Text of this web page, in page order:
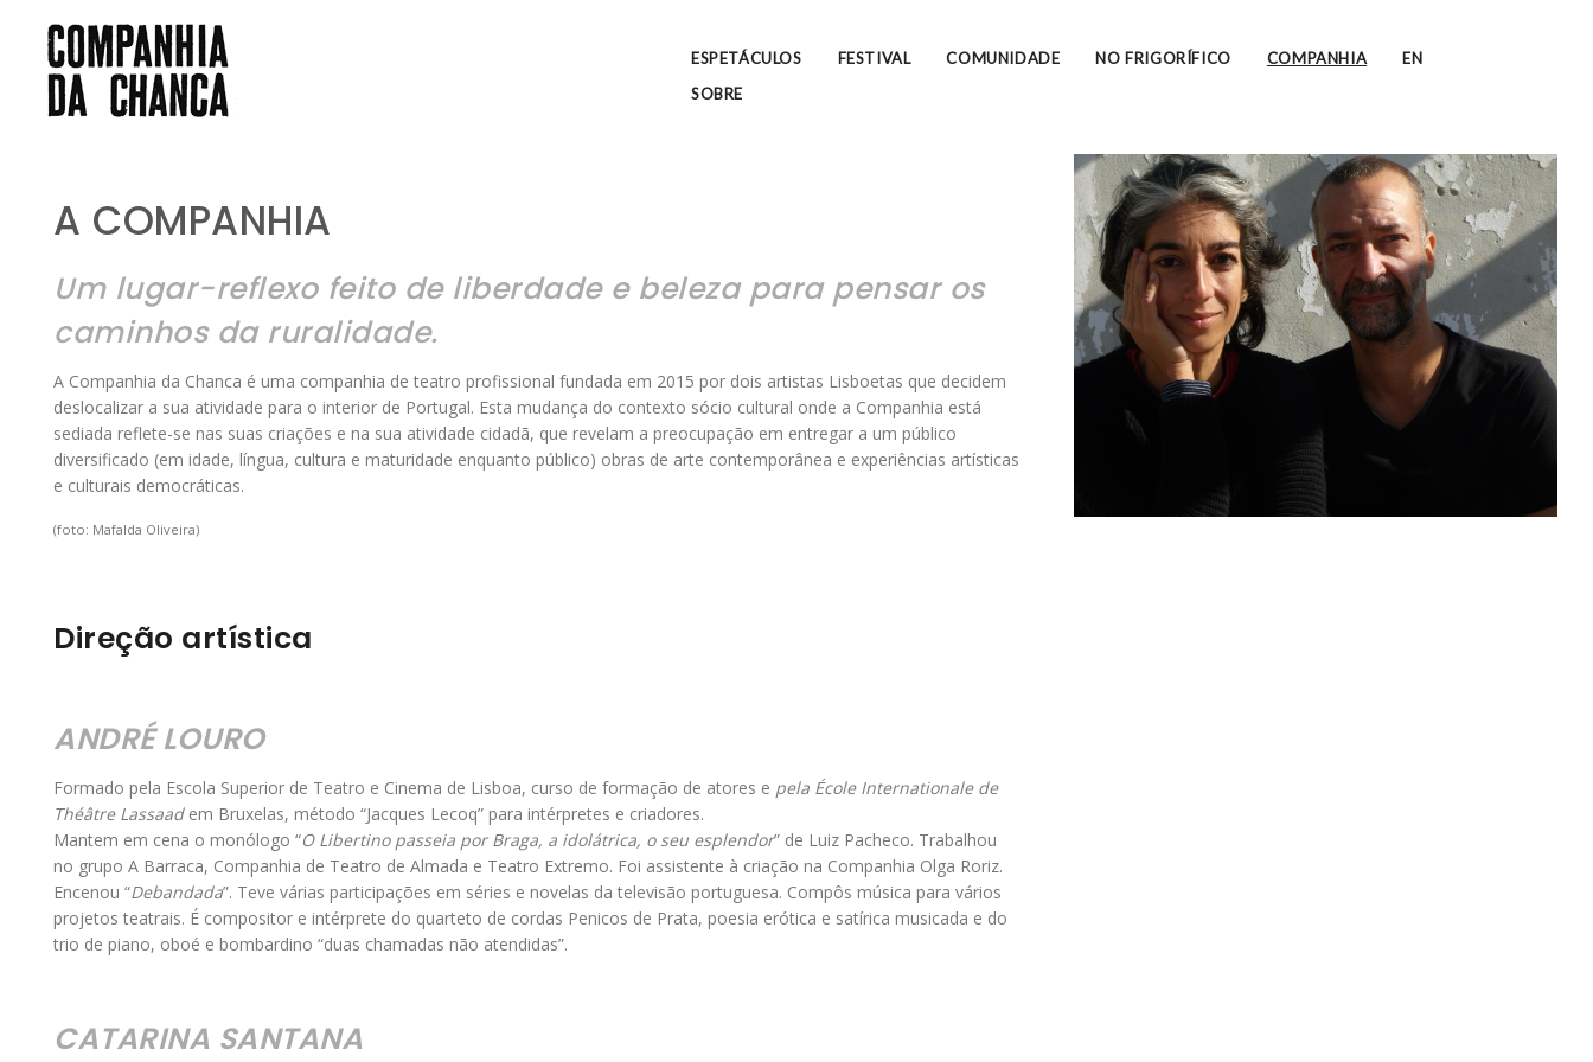
ESPETÁCULOS FESTIVAL COMUNIDADE NO FRIGORÍFICO COMPANHIA
EN
SOBRE
A COMPANHIA
Um lugar-reflexo feito de liberdade e beleza para pensar os
caminhos da ruralidade.
A Companhia da Chanca é uma companhia de teatro profissional fundada em 2015 por dois artistas Lisboetas que decidem
deslocalizar a sua atividade para o interior de Portugal. Esta mudança do contexto sócio cultural onde a Companhia está
sediada reflete-se nas suas criações e na sua atividade cidadã, que revelam a preocupação em entregar a um público
diversificado (em idade, língua, cultura e maturidade enquanto público) obras de arte contemporânea e experiências artísticas
e culturais democráticas.
(foto: Mafalda Oliveira)
Direção artística
ANDRÉ LOURO
Formado pela Escola Superior de Teatro e Cinema de Lisboa, curso de formação de atores e pela École Internationale de
Théâtre Lassaad em Bruxelas, método “Jacques Lecoq” para intérpretes e criadores.
Mantem em cena o monólogo “O Libertino passeia por Braga, a idolátrica, o seu esplendor” de Luiz Pacheco. Trabalhou
no grupo A Barraca, Companhia de Teatro de Almada e Teatro Extremo. Foi assistente à criação na Companhia Olga Roriz.
Encenou “Debandada”. Teve várias participações em séries e novelas da televisão portuguesa. Compôs música para vários
projetos teatrais. É compositor e intérprete do quarteto de cordas Penicos de Prata, poesia erótica e satírica musicada e do
trio de piano, oboé e bombardino “duas chamadas não atendidas”.
CATARINA SANTANA